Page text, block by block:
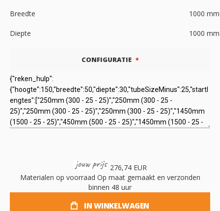
Breedte 1000 mm
Diepte 1000 mm
CONFIGURATIE
276,74 EUR
Materialen op voorraad Op maat gemaakt en verzonden
binnen 48 uur
IN WINKELWAGEN